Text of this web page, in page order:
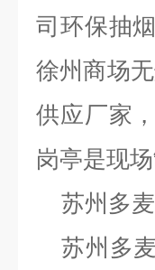
司环保抽
徐州商场
供应厂家
岗亭是现
苏州多
苏州多